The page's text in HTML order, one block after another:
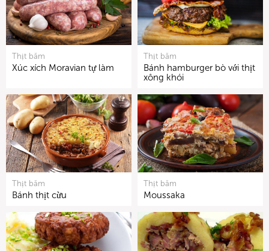
Thịt băm
Xúc xích Moravian tự làm
Thịt băm
Bánh hamburger bò với thịt
xông khói
Thịt băm
Bánh thịt cừu
Thịt băm
Moussaka